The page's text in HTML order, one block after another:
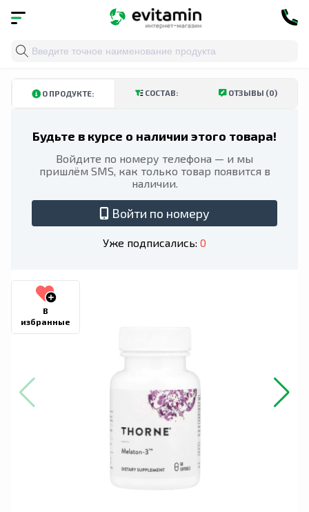
Главная Здоровье органов и систем
О ПРОДУКТЕ: СОСТАВ: ОТЗЫВЫ (0)
Будьте в курсе о наличии этого товара!
Войдите по номеру телефона — и мы
пришлём SMS, как только товар появится в
наличии.
Войти по номеру
Уже подписались: 0
В
избранные